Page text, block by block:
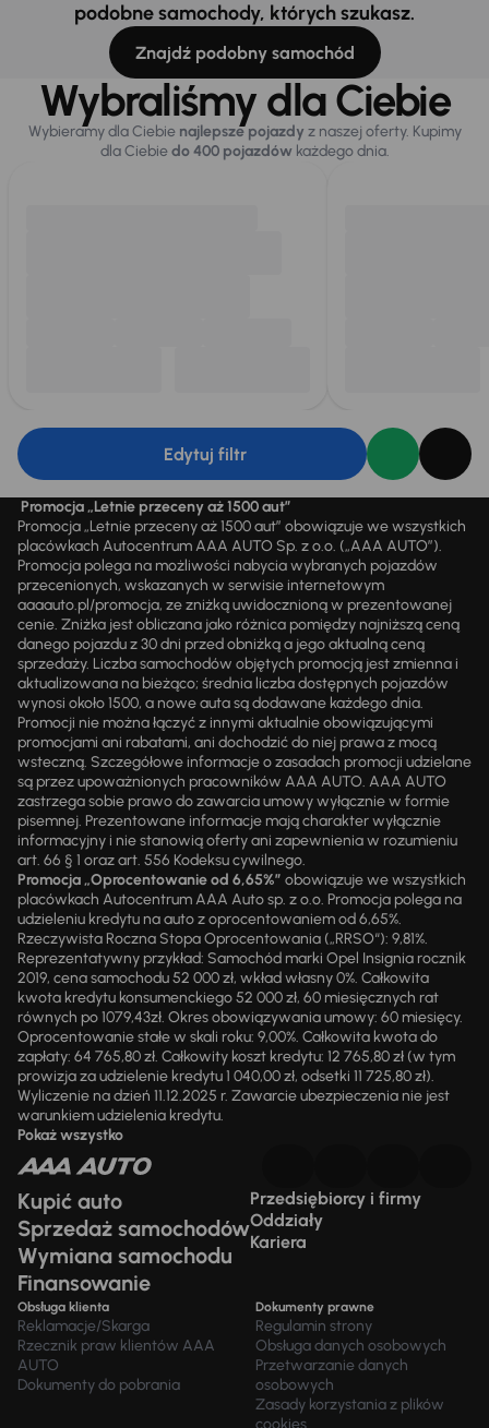
podobne samochody, których szukasz.
Znajdź podobny samochód
Wybraliśmy dla Ciebie
Wybieramy dla Ciebie najlepsze pojazdy z naszej oferty. Kupimy
dla Ciebiedo 400 pojazdówkażdego dnia.
Edytuj filtr
Promocja „Letnie przeceny aż 1500 aut”
Promocja „Letnie przeceny aż 1500 aut” obowiązuje we wszystkich
placówkach Autocentrum AAA AUTO Sp. z o.o. („AAA AUTO”).
Promocja polega na możliwości nabycia wybranych pojazdów
przecenionych, wskazanych w serwisie internetowym
aaaauto.pl/promocja, ze zniżką uwidocznioną w prezentowanej
cenie. Zniżka jest obliczana jako różnica pomiędzy najniższą ceną
danego pojazdu z 30 dni przed obniżką a jego aktualną ceną
sprzedaży. Liczba samochodów objętych promocją jest zmienna i
aktualizowana na bieżąco; średnia liczba dostępnych pojazdów
wynosi około 1500, a nowe auta są dodawane każdego dnia.
Promocji nie można łączyć z innymi aktualnie obowiązującymi
promocjami ani rabatami, ani dochodzić do niej prawa z mocą
wsteczną. Szczegółowe informacje o zasadach promocji udzielane
są przez upoważnionych pracowników AAA AUTO. AAA AUTO
zastrzega sobie prawo do zawarcia umowy wyłącznie w formie
pisemnej. Prezentowane informacje mają charakter wyłącznie
informacyjny i nie stanowią oferty ani zapewnienia w rozumieniu
art. 66 § 1 oraz art. 556 Kodeksu cywilnego.
Promocja „Oprocentowanie od 6,65%” obowiązuje we wszystkich
placówkach Autocentrum AAA Auto sp. z o.o. Promocja polega na
udzieleniu kredytu na auto z oprocentowaniem od 6,65%.
Rzeczywista Roczna Stopa Oprocentowania („RRSO“): 9,81%.
Reprezentatywny przykład: Samochód marki Opel Insignia rocznik
2019, cena samochodu 52 000 zł, wkład własny 0%. Całkowita
kwota kredytu konsumenckiego 52 000 zł, 60 miesięcznych rat
równych po 1079,43zł. Okres obowiązywania umowy: 60 miesięcy.
Oprocentowanie stałe w skali roku: 9,00%. Całkowita kwota do
zapłaty: 64 765,80 zł. Całkowity koszt kredytu: 12 765,80 zł (w tym
prowizja za udzielenie kredytu 1 040,00 zł, odsetki 11 725,80 zł).
Wyliczenie na dzień 11.12.2025 r. Zawarcie ubezpieczenia nie jest
warunkiem udzielenia kredytu.
Pokaż wszystko
Kupić auto
Sprzedaż samochodów
Wymiana samochodu
Finansowanie
Przedsiębiorcy i firmy
Oddziały
Kariera
Obsługa klienta
Reklamacje/Skarga
Rzecznik praw klientów AAA
AUTO
Dokumenty do pobrania
Dokumenty prawne
Regulamin strony
Obsługa danych osobowych
Przetwarzanie danych
osobowych
Zasady korzystania z plików
cookies